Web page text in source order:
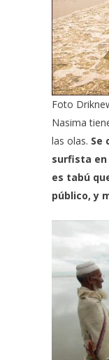
Foto
Nasima
las olas. Se
surfista en
es tabú
público, y